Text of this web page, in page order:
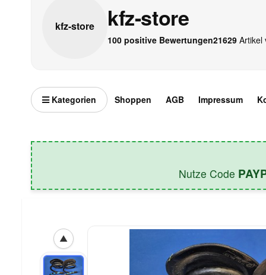
kfz-store kfz-store
100 positive Bewertungen21629 Artikel
Kategorien Shoppen AGB Impressum
Nutze Code
▲